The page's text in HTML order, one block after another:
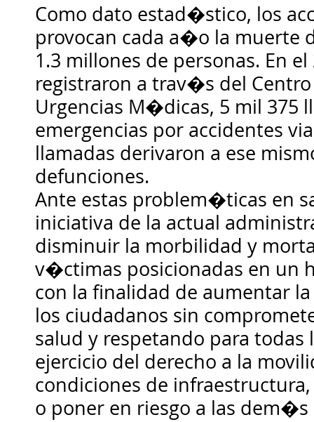
Como dato estad�stico, los
provocan cada a�o la muerte
1.3 millones de personas. En
registraron a trav�s del
Urgencias M�dicas, 5 mil 375
emergencias por accidentes
llamadas derivaron a ese
defunciones.
Ante estas problem�ticas en
iniciativa de la actual
disminuir la morbilidad y
v�ctimas posicionadas en un
con la finalidad de aumentar
los ciudadanos sin
salud y respetando para todas
ejercicio del derecho a la
condiciones de
o poner en riesgo a las dem�s